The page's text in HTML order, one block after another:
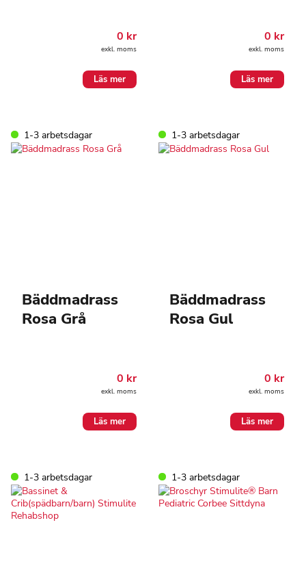
0 kr
exkl. moms
Läs mer
0 kr
exkl. moms
Läs mer
1-3 arbetsdagar
Bäddmadrass
Rosa Grå
0 kr
exkl. moms
Läs mer
1-3 arbetsdagar
Bäddmadrass
Rosa Gul
0 kr
exkl. moms
Läs mer
1-3 arbetsdagar 1-3 arbetsdagar